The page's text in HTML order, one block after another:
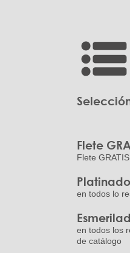
Flete
Flete
Platinado
en todos lo
en todos los
de catálogo